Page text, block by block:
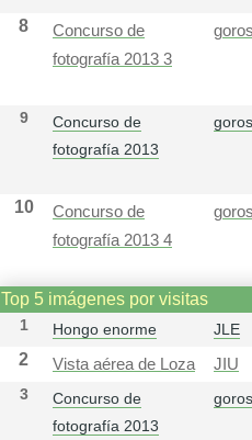
8
Concurso de
fotografía 2013 3
9
Concurso de
fotografía 2013
10
Concurso de
fotografía 2013 4
Top 5 imágenes por visitas
1 Hongo enorme JLE
2 Vista aérea de Loza
JIU
3
Concurso de
fotografía 2013